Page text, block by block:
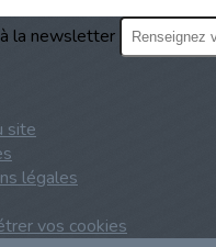
la newsletter
site
légales
vos cookies